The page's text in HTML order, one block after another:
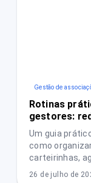
Gestão de
Rotinas
gestores:
assembleias
Um guia
como
carteirinhas,
contas com
26 de julho de